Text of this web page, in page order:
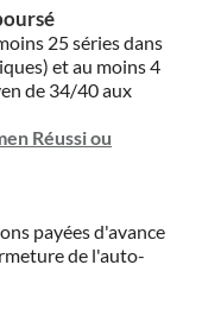
25 séries dans
et au moins 4
de 34/40 aux
Réussi ou
payées d'avance
de l'auto-